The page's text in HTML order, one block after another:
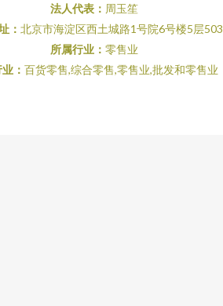
法人代表： 周玉笙
： 北京市海淀区西土城路1号院6号楼5层503
所属行业： 零售业
： 百货零售,综合零售,零售业,批发和零售业